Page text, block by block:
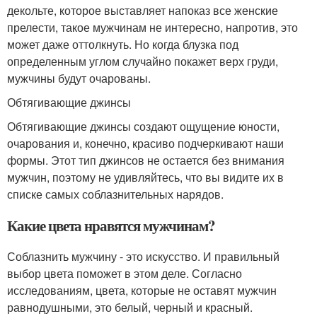
декольте, которое выставляет напоказ все женские
прелести, такое мужчинам не интересно, напротив, это
может даже оттолкнуть. Но когда блузка под
определенным углом случайно покажет верх груди,
мужчины будут очарованы.
Обтягивающие джинсы
Обтягивающие джинсы создают ощущение юности,
очарования и, конечно, красиво подчеркивают наши
формы. Этот тип джинсов не остается без внимания
мужчин, поэтому не удивляйтесь, что вы видите их в
списке самых соблазнительных нарядов.
Какие цвета нравятся мужчинам?
Соблазнить мужчину - это искусство. И правильный
выбор цвета поможет в этом деле. Согласно
исследованиям, цвета, которые не оставят мужчин
равнодушными, это белый, черный и красный.